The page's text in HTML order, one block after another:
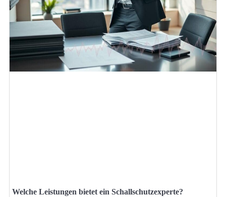
Welche Leistungen bietet ein Schallschutzexperte?